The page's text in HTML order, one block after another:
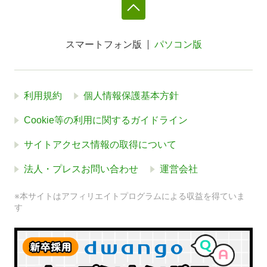
スマートフォン版 パソコン版
利用規約 個人情報保護基本方針
Cookie等の利用に関するガイドライン
サイトアクセス情報の取得について
法人・プレスお問い合わせ 運営会社
※本サイトはアフィリエイトプログラムによる収益を得ていま
す